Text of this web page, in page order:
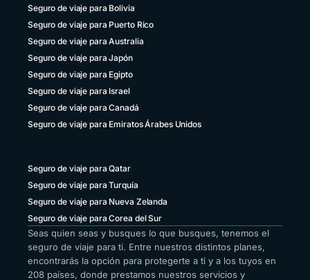
Seguro de viaje para Bolivia
Seguro de viaje para Puerto Rico
Seguro de viaje para Australia
Seguro de viaje para Japón
Seguro de viaje para Egipto
Seguro de viaje para Israel
Seguro de viaje para Canadá
Seguro de viaje para Emiratos Árabes Unidos
Seguro de viaje para Qatar
Seguro de viaje para Turquía
Seguro de viaje para Nueva Zelanda
Seguro de viaje para Corea del Sur
Seas quien seas y busques lo que busques, tenemos el
seguro de viaje para ti. Entre nuestros distintos planes,
encontrarás la opción para protegerte a ti y a los tuyos en
208 países, donde prestamos nuestros servicios y